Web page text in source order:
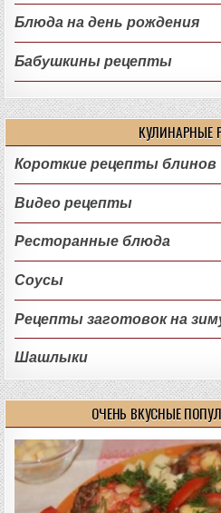
Блюда на день рождения
Бабушкины рецепты
КУЛИНАРНЫЕ
Короткие рецепты блинов
Видео рецепты
Ресторанные блюда
Соусы
Рецепты заготовок на
Шашлыки
ОЧЕНЬ ВКУСНЫЕ